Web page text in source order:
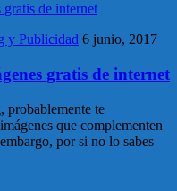
y Publicidad 6 junio, 2017
gratis de internet
probablemente te
que complementen
por si no lo sabes